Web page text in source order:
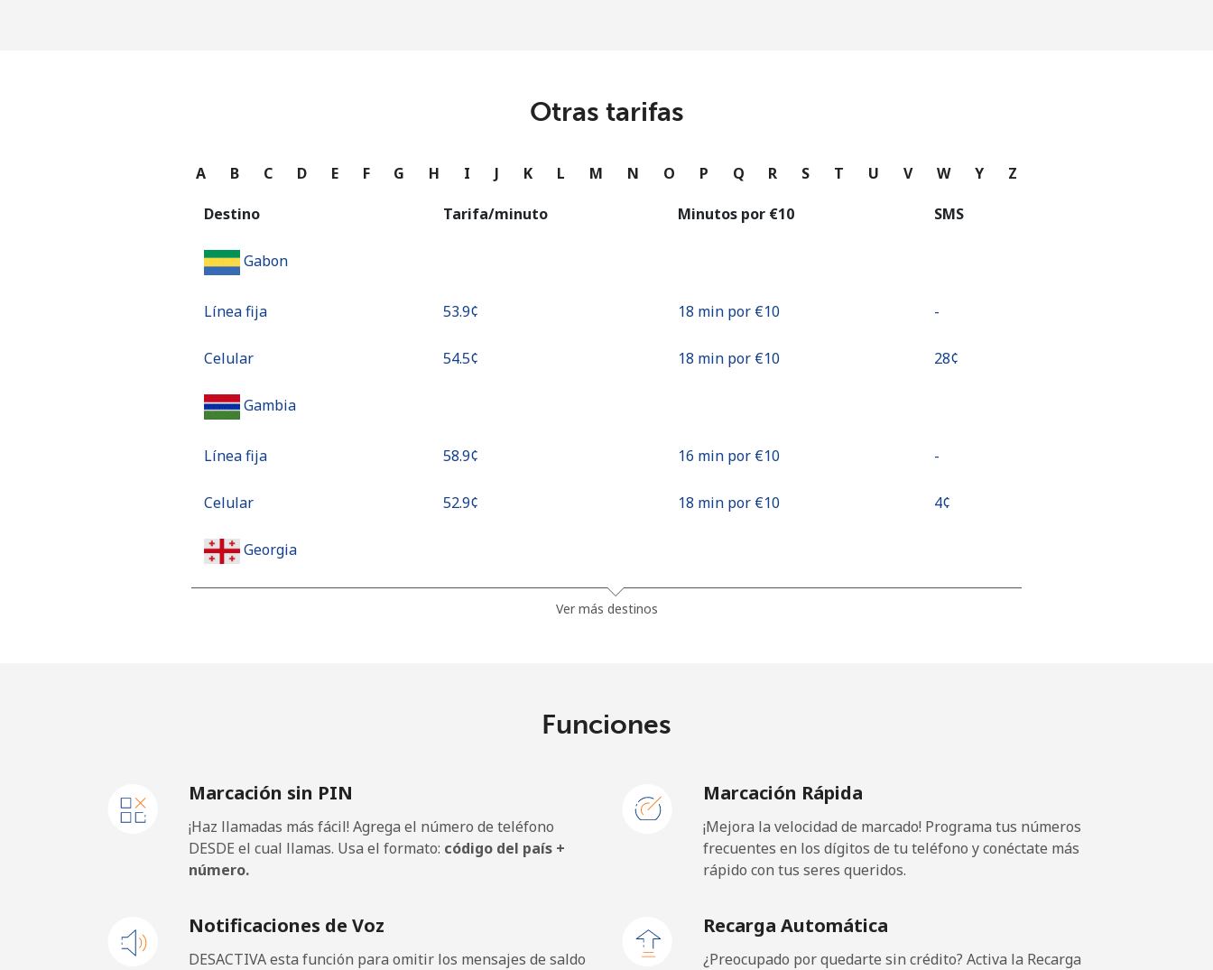
Continuar con
Otras tarifas
A B C D E F G H I J K L M N O P Q R S T U V W Y Z
Destino Tarifa/minuto Minutos por ⁦€10⁩ SMS
Gabon
Línea fija ⁦53.9¢⁩ 18 min por ⁦€10⁩ -
Celular ⁦54.5¢⁩ 18 min por ⁦€10⁩ ⁦28¢⁩
Gambia
Línea fija ⁦58.9¢⁩ 16 min por ⁦€10⁩ -
Celular ⁦52.9¢⁩ 18 min por ⁦€10⁩ ⁦4¢⁩
Georgia
Celular 665 min por ⁦€10⁩
Ghana
Celular 38 min por ⁦€10⁩
Ver más destinos
Funciones
Marcación sin PIN
¡Haz llamadas más fácil! Agrega el número de teléfono
DESDE el cual llamas. Usa el formato: código del país +
número.
Marcación Rápida
¡Mejora la velocidad de marcado! Programa tus números
frecuentes en los dígitos de tu teléfono y conéctate más
rápido con tus seres queridos.
Notificaciones de Voz
DESACTIVA esta función para omitir los mensajes de saldo
Recarga Automática
¿Preocupado por quedarte sin crédito? Activa la Recarga